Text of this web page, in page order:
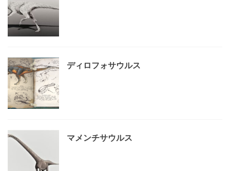
ディロフォサウルス
マメンチサウルス